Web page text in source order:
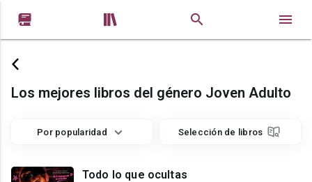
 
Los mejores libros del género Joven Adulto
Por popularidad Selección de libros
Todo lo que ocultas